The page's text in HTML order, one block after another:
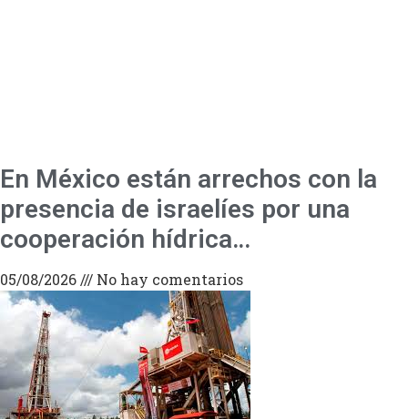
En México están arrechos con la
presencia de israelíes por una
cooperación hídrica…
05/08/2026 No hay comentarios